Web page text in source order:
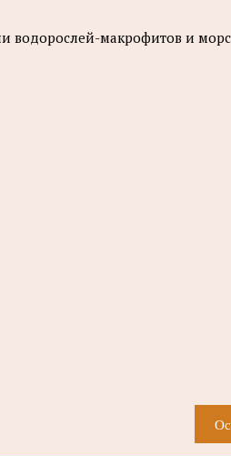
водорослей-макрофитов и